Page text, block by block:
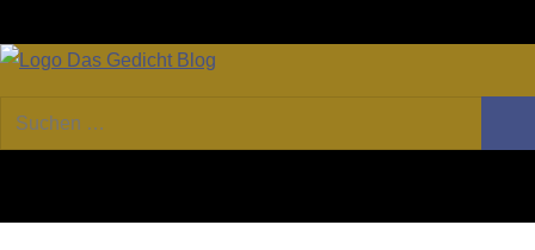
Inhalt
GEDICHT
Forum
von
Suchen
nach: